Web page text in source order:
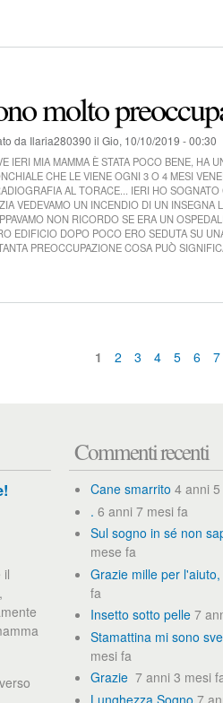
molto
da Ilaria280390 il Gio, 10/10/2019 - 00:30
IERI MIA MAMMA È STATA POCO BENE, HA
CHE LE VIENE OGNI 3 O 4 MESI
AL TORACE... IERI HO SOGNATO
VEDEVAMO UN INCENDIO DI UN INSEGNA
NON RICORDO SE ERA UN
EDIFICIO DOPO POCO ERO SEDUTA SU
PREOCCUPAZIONE COSA PUÒ
1 2 3 4 5 6 7
il
Commenti recenti
Cane smarrito 4 anni
. 6 anni 7 mesi fa
Sul sogno in sé non
mese fa
Grazie mille per l'aiuto,
fa
Insetto sotto pelle 7
Stamattina mi sono
mesi fa
Grazie 7 anni 3 mesi
Lunghezza Sogno 7